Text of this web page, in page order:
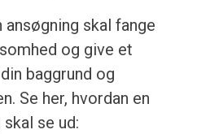
ansøgning skal fange
og give et
baggrund og
Se her, hvordan en
se ud: